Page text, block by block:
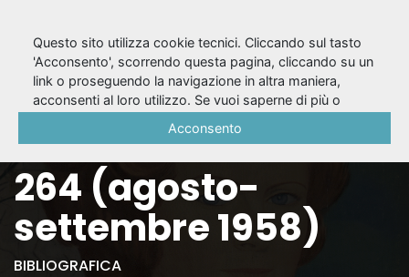
Il Dramma, A. 34,
nuova serie n. 263-
264 (agosto-
settembre 1958)
BIBLIOGRAFICA
Questo sito utilizza cookie tecnici. Cliccando sul tasto
'Acconsento', scorrendo questa pagina, cliccando su un
link o proseguendo la navigazione in altra maniera,
acconsenti al loro utilizzo. Se vuoi saperne di più o
Acconsento